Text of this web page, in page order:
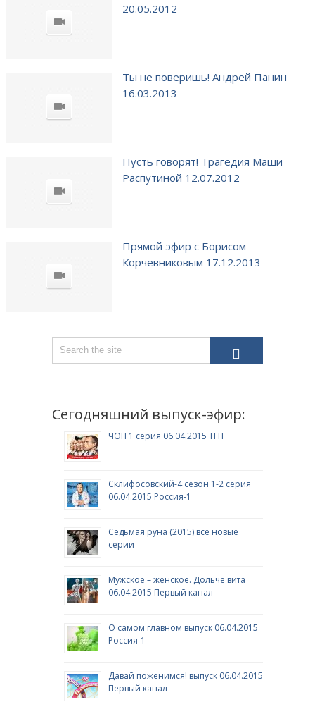
20.05.2012
Ты не поверишь! Андрей Панин
16.03.2013
Пусть говорят! Трагедия Маши
Распутиной 12.07.2012
Прямой эфир с Борисом
Корчевниковым 17.12.2013
Сегодняшний выпуск-эфир:
ЧОП 1 серия 06.04.2015 ТНТ
Склифосовский-4 сезон 1-2 серия
06.04.2015 Россия-1
Седьмая руна (2015) все новые
серии
Мужское – женское. Дольче вита
06.04.2015 Первый канал
О самом главном выпуск 06.04.2015
Россия-1
Давай поженимся! выпуск 06.04.2015
Первый канал